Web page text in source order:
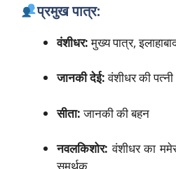
प्रमुख पात्र:
वंशीधर: मुख्य पात्र,
जानकी देई: वंशीधर की पत्नी
सीता: जानकी की बहन
नवलकिशोर: वंशीधर का